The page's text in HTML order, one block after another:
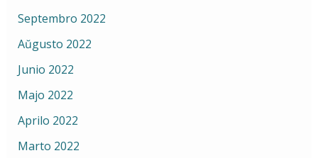
Septembro 2022
Aŭgusto 2022
Junio 2022
Majo 2022
Aprilo 2022
Marto 2022